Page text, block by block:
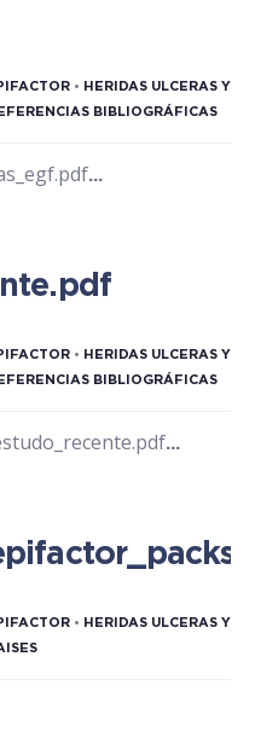
• HERIDAS ULCERAS Y
BIBLIOGRÁFICAS
...
• HERIDAS ULCERAS Y
BIBLIOGRÁFICAS
...
• HERIDAS ULCERAS Y